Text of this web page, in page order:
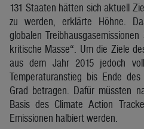
131 Staaten hätten sich aktuell
zu werden, erklärte Höhne.
globalen
kritische Masse“. Um die Ziele
aus dem Jahr 2015 jedoch
Temperaturanstieg bis Ende
Grad betragen. Dafür müssten
Basis des Climate Action
Emissionen halbiert werden.